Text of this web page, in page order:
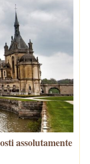
assolutamente